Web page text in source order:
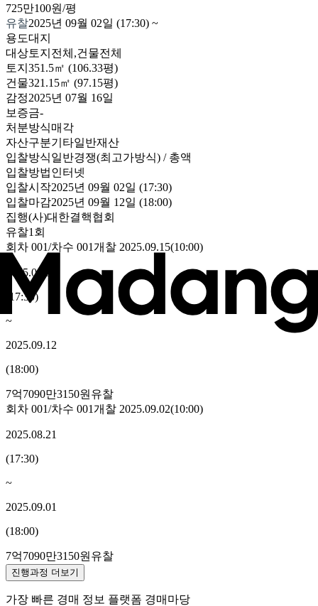
725만100원/평
유찰2025년 09월 02일 (17:30) ~
용도대지
대상토지전체,건물전체
토지 351.5㎡ (106.33평)
건물321.15㎡ (97.15평)
감정2025년 07월 16일
보증금-
처분방식매각
자산구분기타일반재산
입찰방식일반경쟁(최고가방식) / 총액
입찰방법인터넷
입찰시작2025년 09월 02일 (17:30)
입찰마감2025년 09월 12일 (18:00)
집행(사)대한결핵협회
유찰1회
회차 001/차수 001개찰 2025.09.15(10:00)
2025.09.02
17:30)
~
2025.09.12
(18:00)
7억7090만3150원 유찰
회차 001/차수 001개찰 2025.09.02(10:00)
2025.08.21
(17:30)
~
2025.09.01
(18:00)
7억7090만3150원 유찰
진행과정 더보기
가장 빠른 경매 정보 플랫폼 경매마당